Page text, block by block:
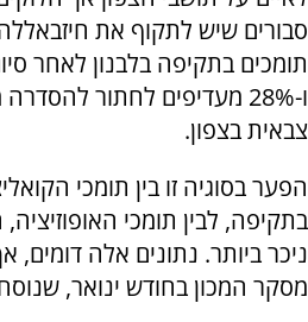
תומכים בתקיפה בלבנון לאחר
ו-28% מעדיפים לחתור
צבאית בצפון.
הפער בסוגיה זו בין תומכי
בתקיפה, לבין תומכי
ניכר ביותר. נתונים אלה דומים,
מסקר המכון בחודש ינואר,